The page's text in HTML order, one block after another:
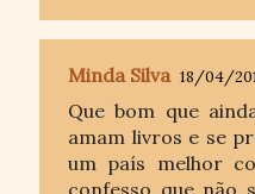
Minda Silva 18/04/
Que bom que
amam livros e se
um país melhor
confesso que não